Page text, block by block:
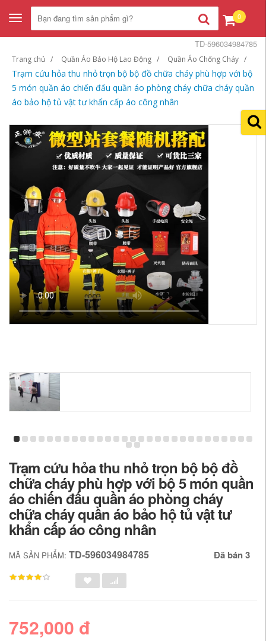
Toggle
navigation
0
Trang chủ Quần Áo Bảo Hộ Lao Động Quần Áo Chống Cháy
Trạm cứu hỏa thu nhỏ trọn bộ bộ đồ chữa cháy phù hợp với bộ
5 món quần áo chiến đấu quần áo phòng cháy chữa cháy quần
áo bảo hộ tủ vật tư khẩn cấp áo công nhân
TD-596034984785
Trạm cứu hỏa thu nhỏ trọn bộ bộ đồ
chữa cháy phù hợp với bộ 5 món quần
áo chiến đấu quần áo phòng cháy
chữa cháy quần áo bảo hộ tủ vật tư
khẩn cấp áo công nhân
MÃ SẢN PHẨM: TD-596034984785 Đã bán 3
752,000 đ